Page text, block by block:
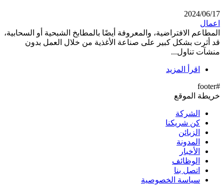
2024/06/17
اعمال
المطاعم الافتراضية، والمعروفة أيضًا بالمطابخ الشبحية أو السحابية،
قد أثرت بشكل كبير على صناعة الأغذية من خلال العمل بدون
منشآت تناول...
اقرأ المزيد
#footer
خريطة الموقع
الشركة
كن شريكنا
الزبائن
المدونة
الأخبار
الوظائف
اتصل بنا
سياسة الخصوصية